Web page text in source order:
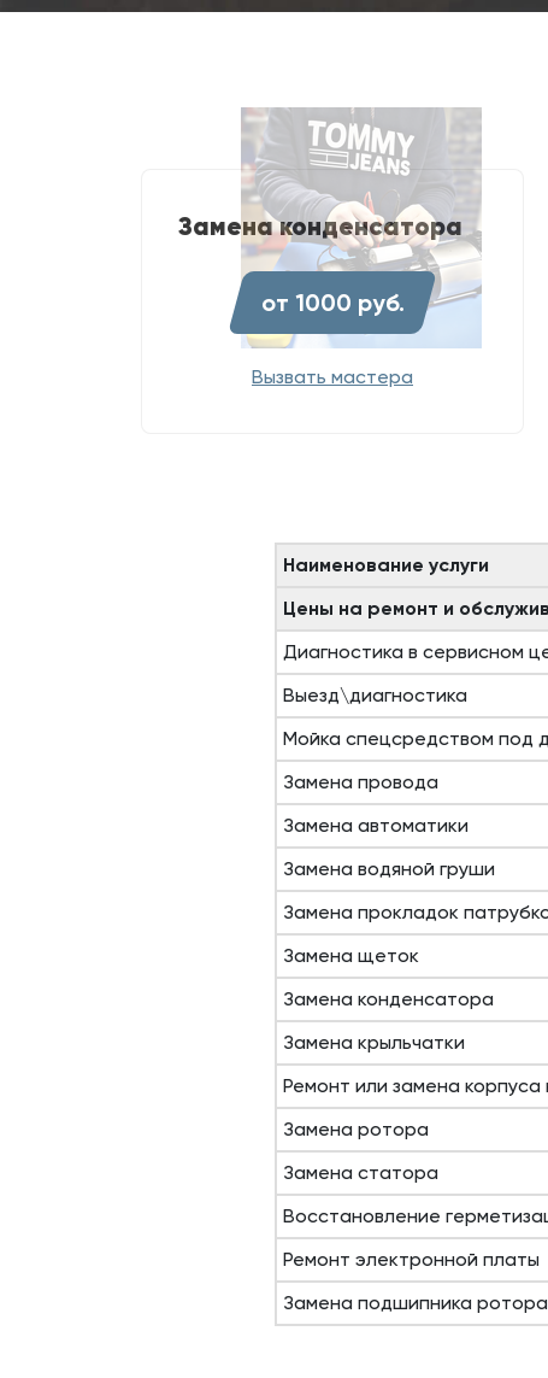
Замена конденсатора
от 1000 руб.
Вызвать мастера
Наименование услуги
Цены на ремонт и
Диагностика в сервисном
Выезд\диагностика
Мойка спецсредством под
Замена провода
Замена автоматики
Замена водяной груши
Замена прокладок
Замена щеток
Замена конденсатора
Замена крыльчатки
Ремонт или замена корпуса
Замена ротора
Замена статора
Восстановление
Ремонт электронной платы
Замена подшипника ротора